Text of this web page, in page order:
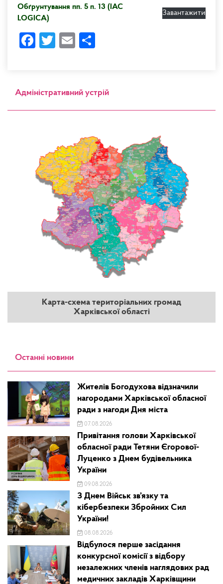
Обґрунтування пп. 5 п. 13 (IAC
LOGICA)
Завантажити
Facebook
Twitter
Email
Адміністративний устрій
Карта-схема територіальних громад
Харківської області
Останні новини
Жителів Богодухова відзначили
нагородами Харківської обласної
ради з нагоди Дня міста
07.08.2026
Привітання голови Харківської
обласної ради Тетяни Єгорової-
Луценко з Днем будівельника
України
09.08.2026
З Днем Військ зв’язку та
кібербезпеки Збройних Сил
України!
08.08.2026
Відбулося перше засідання
конкурсної комісії з відбору
незалежних членів наглядових рад
медичних закладів Харківщини